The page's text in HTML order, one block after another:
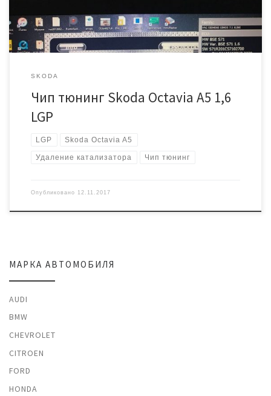
Цена за чип тюнинг: […]
SKODA
Чип тюнинг Skoda Octavia A5 1,6
LGP
LGP Skoda Octavia A5
Удаление катализатора Чип тюнинг
Опубликовано 12.11.2017
МАРКА АВТОМОБИЛЯ
AUDI
BMW
CHEVROLET
CITROEN
FORD
HONDA